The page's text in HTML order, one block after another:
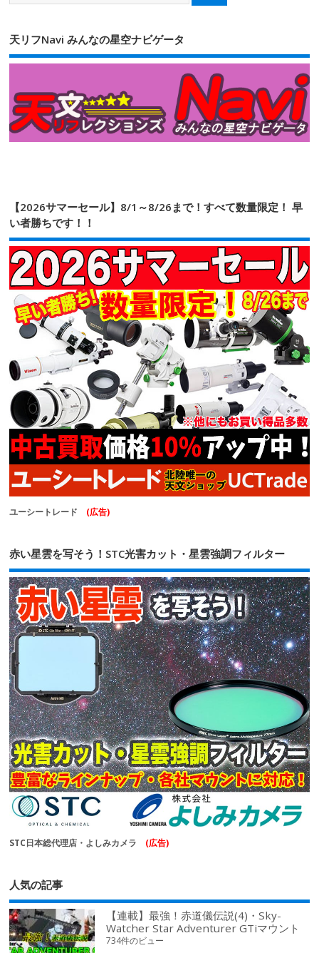
天リフNavi みんなの星空ナビゲータ
【2026サマーセール】8/1～8/26まで！すべて数量限定！ 早
い者勝ちです！！
ユーシートレード (広告)
赤い星雲を写そう！STC光害カット・星雲強調フィルター
STC日本総代理店・よしみカメラ (広告)
人気の記事
【連載】最強！赤道儀伝説(4)・Sky-
Watcher Star Adventurer GTiマウント
734件のビュー